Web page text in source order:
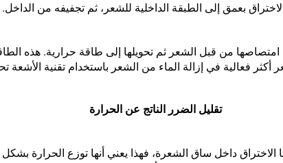
بعمق إلى الطبقة الداخلية للشعر، ثم تجفيفه من الداخل.
امتصاصها من قبل الشعر ثم تحويلها إلى طاقة حرارية. هذه
فعالية في إزالة الماء من الشعر باستخدام تقنية الأشعة
تقليل الضرر الناتج عن الحرارة
الاختراق داخل ساق الشعرة، فهذا يعني أنها توزع الحرارة